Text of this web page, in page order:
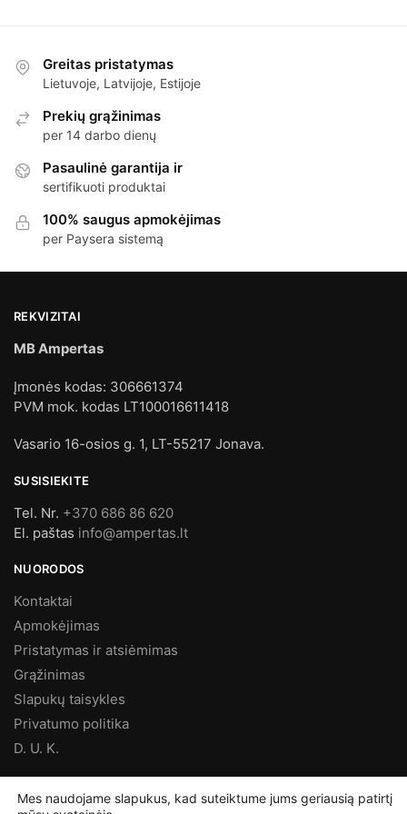
Greitas pristatymas
Lietuvoje, Latvijoje, Estijoje
Prekių grąžinimas
per 14 darbo dienų
Pasaulinė garantija ir
sertifikuoti produktai
100% saugus apmokėjimas
per Paysera sistemą
REKVIZITAI
MB Ampertas
Įmonės kodas: 306661374
PVM mok. kodas LT100016611418
Vasario 16-osios g. 1, LT-55217 Jonava.
SUSISIEKITE
Tel. Nr. +370 686 86 620
El. paštas info@ampertas.lt
NUORODOS
Kontaktai
Apmokėjimas
Pristatymas ir atsiėmimas
Grąžinimas
Slapukų taisykles
Privatumo politika
D. U. K.
Mes naudojame slapukus, kad suteiktume jums geriausią patirtį